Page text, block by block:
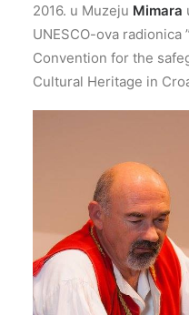
2016. u Muzeju Mimara
UNESCO-ova radionica
Convention for the
Cultural Heritage in